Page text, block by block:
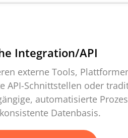
Integration/API
externe Tools,
API-Schnittstellen oder
automatisierte
Datenbasis.